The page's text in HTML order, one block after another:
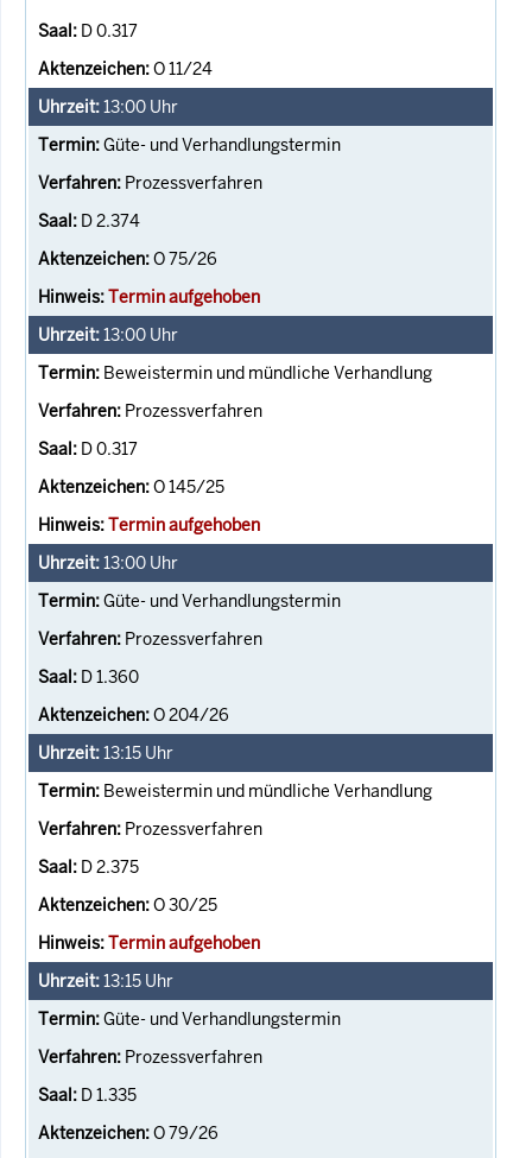
D 0.317
O 11/24
13:00 Uhr
Güte- und Verhandlungstermin
Prozessverfahren
D 2.374
O 75/26
Termin aufgehoben
13:00 Uhr
Beweistermin und mündliche Verhandlung
Prozessverfahren
D 0.317
O 145/25
Termin aufgehoben
13:00 Uhr
Güte- und Verhandlungstermin
Prozessverfahren
D 1.360
O 204/26
13:15 Uhr
Beweistermin und mündliche Verhandlung
Prozessverfahren
D 2.375
O 30/25
Termin aufgehoben
13:15 Uhr
Güte- und Verhandlungstermin
Prozessverfahren
D 1.335
O 79/26